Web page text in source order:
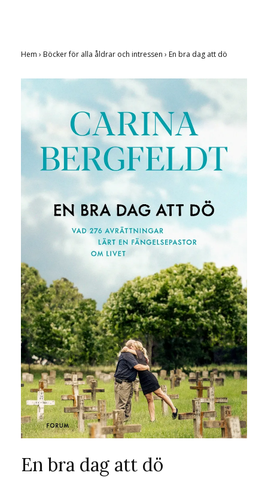
Hem › Böcker för alla åldrar och intressen › En bra dag att dö
En bra dag att dö